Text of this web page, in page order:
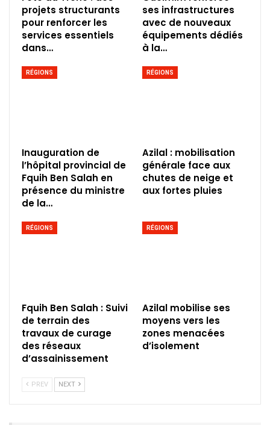
projets structurants
pour renforcer les
services essentiels
dans…
ses infrastructures
avec de nouveaux
équipements dédiés
à la…
RÉGIONS
Inauguration de
l’hôpital provincial de
Fquih Ben Salah en
présence du ministre
de la…
RÉGIONS
Azilal : mobilisation
générale face aux
chutes de neige et
aux fortes pluies
RÉGIONS
Fquih Ben Salah : Suivi
de terrain des
travaux de curage
des réseaux
d’assainissement
RÉGIONS
Azilal mobilise ses
moyens vers les
zones menacées
d’isolement
PREV NEXT